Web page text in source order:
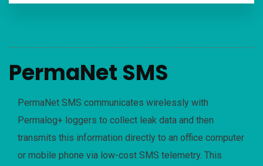
PermaNet SMS
PermaNet SMS communicates wirelessly with
Permalog+ loggers to collect leak data and then
transmits this information directly to an office computer
or mobile phone via low-cost SMS telemetry. This